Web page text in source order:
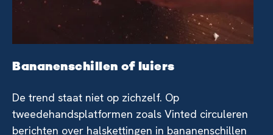
Bananenschillen of luiers
De trend staat niet op zichzelf. Op
tweedehandsplatformen zoals Vinted circuleren
berichten over halskettingen in bananenschillen